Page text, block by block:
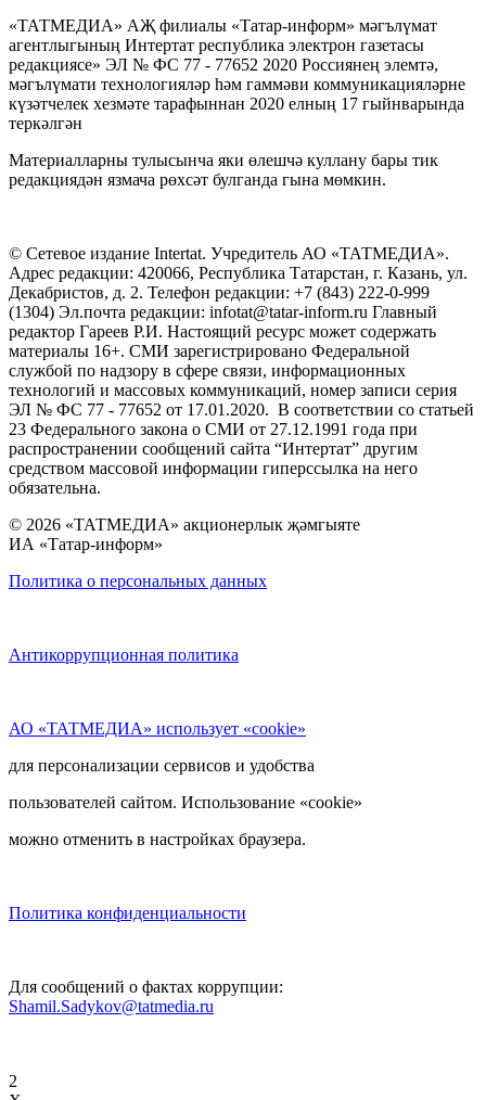
«ТАТМЕДИА» АҖ филиалы «Татар-информ» мәгълүмат
агентлыгының Интертат республика электрон газетасы
редакциясе» ЭЛ № ФС 77 - 77652 2020 Россиянең элемтә,
мәгълүмати технологияләр һәм гаммәви коммуникацияләрне
күзәтчелек хезмәте тарафыннан 2020 елның 17 гыйнварында
теркәлгән
Материалларны тулысынча яки өлешчә куллану бары тик
редакциядән язмача рөхсәт булганда гына мөмкин.
© Сетевое издание Intertat. Учредитель АО «ТАТМЕДИА».
Адрес редакции: 420066, Республика Татарстан, г. Казань, ул.
Декабристов, д. 2. Телефон редакции: +7 (843) 222-0-999
(1304) Эл.почта редакции: infotat@tatar-inform.ru Главный
редактор Гареев Р.И. Настоящий ресурс может содержать
материалы 16+. СМИ зарегистрировано Федеральной
службой по надзору в сфере связи, информационных
технологий и массовых коммуникаций, номер записи серия
ЭЛ № ФС 77 - 77652 от 17.01.2020. В соответствии со статьей
23 Федерального закона о СМИ от 27.12.1991 года при
распространении сообщений сайта “Интертат” другим
средством массовой информации гиперссылка на него
обязательна.
© 2026 «ТАТМЕДИА» акционерлык җәмгыяте
ИА «Татар-информ»
Политика о персональных данных
Антикоррупционная политика
АО «ТАТМЕДИА» использует «cookie»
для персонализации сервисов и удобства
пользователей сайтом. Использование «cookie»
можно отменить в настройках браузера.
Политика конфиденциальности
Для сообщений о фактах коррупции:
Shamil.Sadykov@tatmedia.ru
2